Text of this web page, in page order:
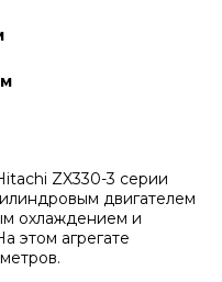
ZX330-3 серии
двигателем
охлаждением и
этом агрегате